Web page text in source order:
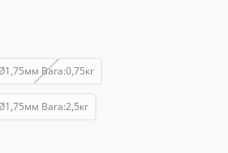
Вага:0,75кг
Вага:2,5кг